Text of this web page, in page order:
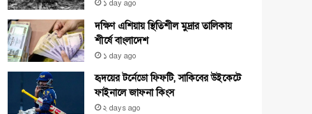
১ day ago
দক্ষিণ এশিয়ায় স্থিতিশীল মুদ্রার তালিকায়
শীর্ষে বাংলাদেশ
১ day ago
হৃদয়ের টর্নেডো ফিফটি, সাকিবের উইকেটে
ফাইনালে জাফনা কিংস
২ days ago